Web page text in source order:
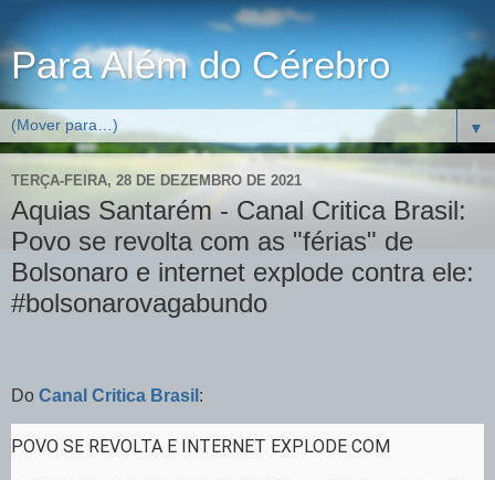
Para Além do Cérebro
▼
TERÇA-FEIRA, 28 DE DEZEMBRO DE 2021
Aquias Santarém - Canal Critica Brasil:
Povo se revolta com as "férias" de
Bolsonaro e internet explode contra ele:
#bolsonarovagabundo
Do Canal Critica Brasil :
POVO SE REVOLTA E INTERNET EXPLODE COM